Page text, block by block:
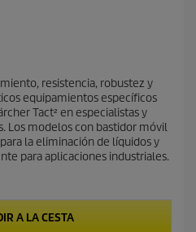
resistencia, robustez y
equipamientos específicos
Tact² en especialistas y
Los modelos con bastidor móvil
la eliminación de líquidos y
para aplicaciones industriales.
A LA CESTA